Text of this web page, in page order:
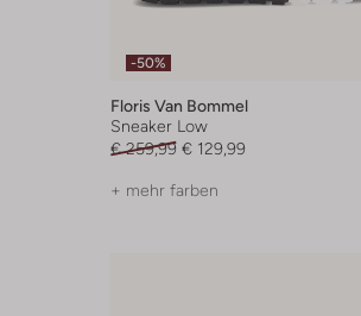
-50%
Floris Van Bommel
Sneaker Low
€ 259,99 € 129,99
+ mehr farben